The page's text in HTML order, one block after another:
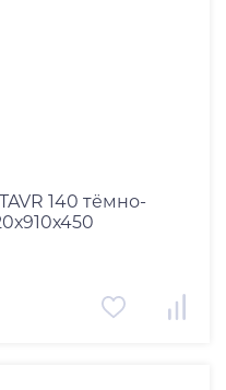
140 тёмно-